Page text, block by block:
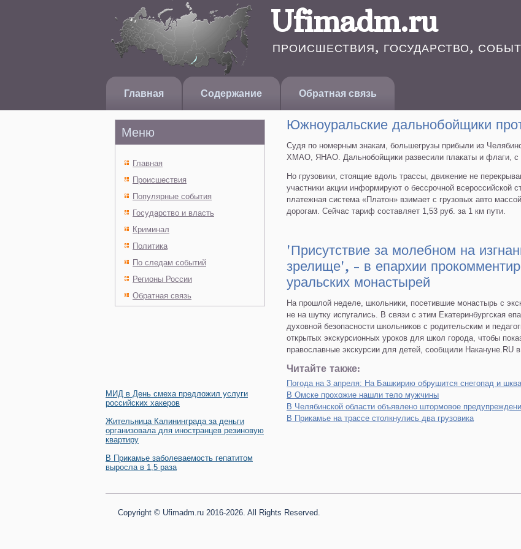
Ufimadm.ru
ПРОИСШЕСТВИЯ, ГОСУДАРСТВО,
Главная Содержание Обратная связь
Меню
Главная
Происшествия
Популярные события
Государство и власть
Криминал
Политика
По следам событий
Регионы России
Обратная связь
МИД в День смеха предложил услуги
российских хакеров
Жительница Калининграда за деньги
организовала для иностранцев резиновую
квартиру
В Прикамье заболеваемость гепатитом
выросла в 1,5 раза
Южноуральские дальнобойщики
Судя по номерным знакам, большегрузы прибыли из
ХМАО, ЯНАО. Дальнобойщики развесили плакаты и флаги, с
Но грузовики, стоящие вдоль трассы, движение не
участники акции информируют о бессрочной всероссийской
платежная система «Платон» взимает с грузовых авто
дорогам. Сейчас тариф составляет 1,53 руб. за 1 км пути.
'Присутствие за молеб­ном на
зрелище', - в епархии
уральских монастырей
На прошлой неделе, школьники, посетившие монастырь с
не на шутку испугались. В связи с этим Екатеринбургская
духовной безопасности школьников с родительским и
открытых экскурсионных уроков для школ города, чтобы
православные экскурсии для детей, сообщили Накануне.RU
Читайте также:
Погода на 3 апреля: На Башкирию обрушится снегопад и
В Омске прохожие нашли тело мужчины
В Челябинской области объявлено штормовое
В Прикамье на трассе столкнулись два грузовика
Copyright © Ufimadm.ru 2016-2026. All Rights Reserved.